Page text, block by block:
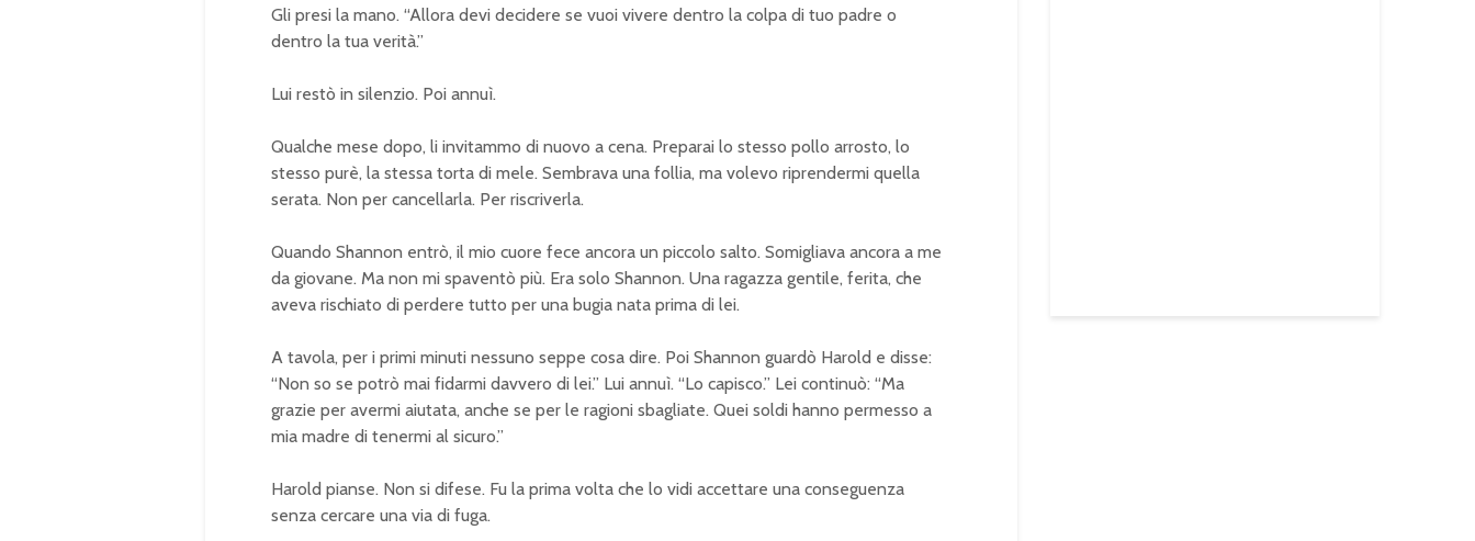
Gli presi la mano. “Allora devi decidere se vuoi vivere dentro la colpa di tuo padre o
dentro la tua verità.”
Lui restò in silenzio. Poi annuì.
Qualche mese dopo, li invitammo di nuovo a cena. Preparai lo stesso pollo arrosto, lo
stesso purè, la stessa torta di mele. Sembrava una follia, ma volevo riprendermi quella
serata. Non per cancellarla. Per riscriverla.
Quando Shannon entrò, il mio cuore fece ancora un piccolo salto. Somigliava ancora a me
da giovane. Ma non mi spaventò più. Era solo Shannon. Una ragazza gentile, ferita, che
aveva rischiato di perdere tutto per una bugia nata prima di lei.
A tavola, per i primi minuti nessuno seppe cosa dire. Poi Shannon guardò Harold e disse:
“Non so se potrò mai fidarmi davvero di lei.” Lui annuì. “Lo capisco.” Lei continuò: “Ma
grazie per avermi aiutata, anche se per le ragioni sbagliate. Quei soldi hanno permesso a
mia madre di tenermi al sicuro.”
Harold pianse. Non si difese. Fu la prima volta che lo vidi accettare una conseguenza
senza cercare una via di fuga.